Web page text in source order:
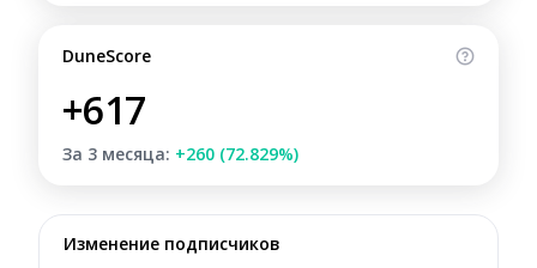
DuneScore
+617
За 3 месяца: +260 (72.829%)
Изменение подписчиков